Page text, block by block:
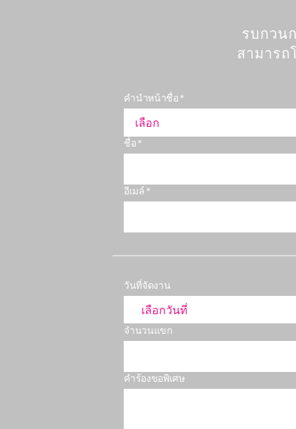
รบกวน
สามารถ
คำนำหน้าชื่อ *
เลือก
ชื่อ *
อีเมล์ *
วันที่จัดงาน
จำนวนแขก
คำร้องขอพิเศษ